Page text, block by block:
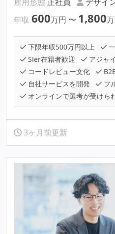
年収 600万円 〜 1,800
下限年収500万円以上
SIer在籍者歓迎
アジャ
コードレビュー文化
自社サービスを開発
フ
オンラインで選考が受けら
3ヶ月前更新